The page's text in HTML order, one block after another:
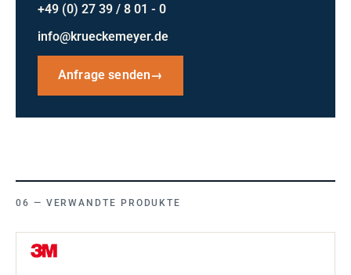
+49 (0) 27 39 / 8 01 - 0
info@krueckemeyer.de
Anfrage senden→
VERWANDTE PRODUKTE